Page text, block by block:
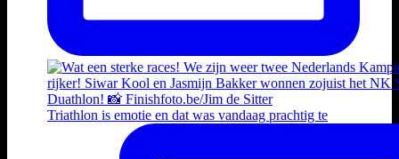
Triathlon is emotie en dat was vandaag prachtig te